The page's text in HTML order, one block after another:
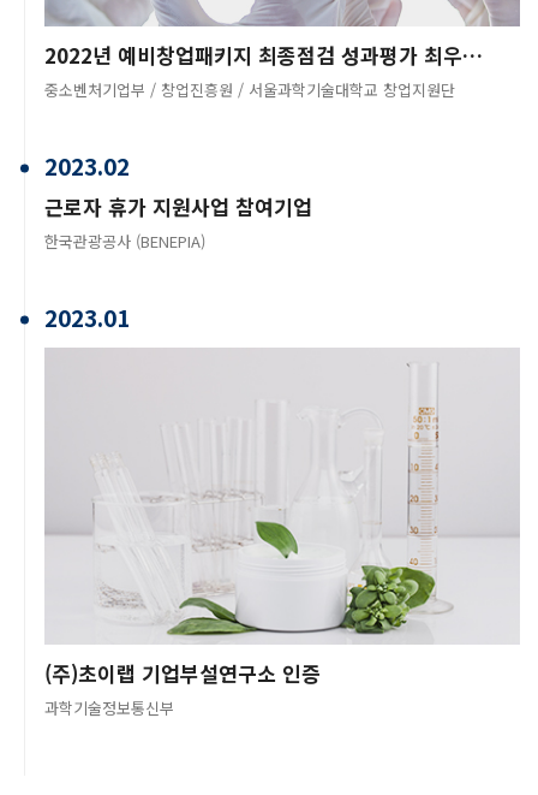
2022년 예비창업패키지 최종점검 성과평가 최우수 선정
중소벤처기업부 / 창업진흥원 / 서울과학기술대학교 창업지원단
2023.02
근로자 휴가 지원사업 참여기업
한국관광공사 (BENEPIA)
2023.01
(주)초이랩 기업부설연구소 인증
과학기술정보통신부